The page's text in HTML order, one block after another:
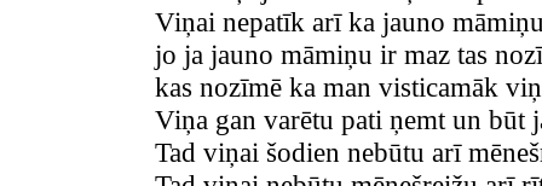
Viņai nepatīk arī ka jauno
jo ja jauno māmiņu ir maz tas
kas nozīmē ka man visticamāk
Viņa gan varētu pati ņemt un būt
Tad viņai šodien nebūtu arī